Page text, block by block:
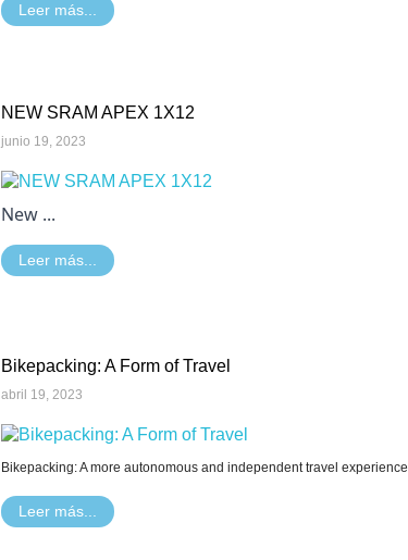
Leer más...
NEW SRAM APEX 1X12
junio 19, 2023
New ...
Leer más...
Bikepacking: A Form of Travel
abril 19, 2023
Bikepacking: A more autonomous and independent travel experience.
Leer más...